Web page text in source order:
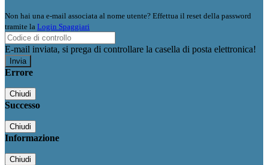
Non hai una e-mail associata al nome utente? Effettua il reset della password
tramite la Login Spaggiari
E-mail inviata, si prega di controllare la casella di posta elettronica!
Errore
Chiudi
Successo
Chiudi
Informazione
Chiudi